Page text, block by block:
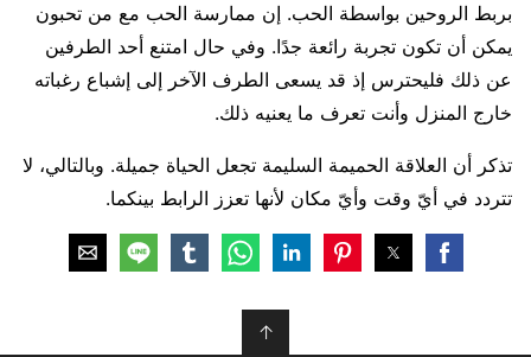
بربط الروحين بواسطة الحب. إن ممارسة الحب مع من تحبون
يمكن أن تكون تجربة رائعة جدًا. وفي حال امتنع أحد الطرفين
عن ذلك فليحترس إذ قد يسعى الطرف الآخر إلى إشباع رغباته
خارج المنزل وأنت تعرف ما يعنيه ذلك.
تذكر أن العلاقة الحميمة السليمة تجعل الحياة جميلة. وبالتالي، لا
تتردد في أيّ وقت وأيّ مكان لأنها تعزز الرابط بينكما.
↑